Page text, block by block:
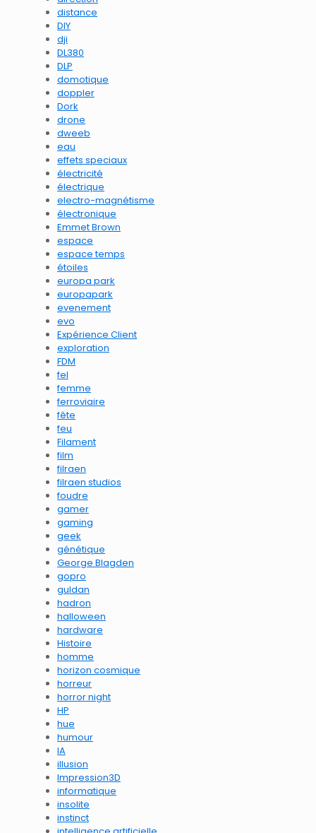
distance
DIY
dji
DL380
DLP
domotique
doppler
Dork
drone
dweeb
eau
effets speciaux
électricité
électrique
electro-magnétisme
électronique
Emmet Brown
espace
espace temps
étoiles
europa park
europapark
evenement
evo
Expérience Client
exploration
FDM
fel
femme
ferroviaire
fête
feu
Filament
film
filraen
filraen studios
foudre
gamer
gaming
geek
génétique
George Blagden
gopro
guldan
hadron
halloween
hardware
Histoire
homme
horizon cosmique
horreur
horror night
HP
hue
humour
IA
illusion
Impression3D
informatique
insolite
instinct